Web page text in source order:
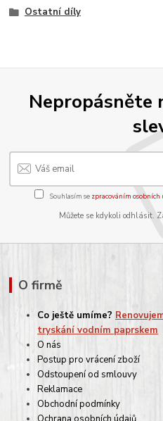
Ostatní díly
Nepropásněte
Souhlasím se zpracováním osobních
Můžete se kdykoli odhlásit.
O firmě
Co ještě umíme?
tryskání vodním paprskem
O nás
Postup pro vrácení zboží
Odstoupení od smlouvy
Reklamace
Obchodní podmínky